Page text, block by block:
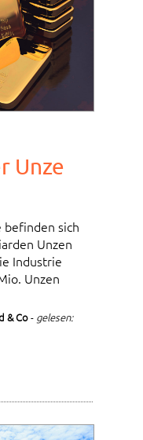
Unze
befinden sich
Unzen
Industrie
Unzen
& Co- gelesen: